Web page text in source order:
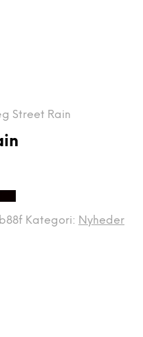
Street Rain
kr..
Kategori: Nyheder